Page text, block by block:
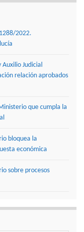
2022.
Judicial
relación aprobados
que cumpla la
bloquea la
económica
sobre procesos